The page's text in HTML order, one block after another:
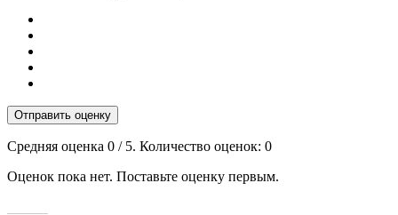
Отправить оценку
Средняя оценка 0 / 5. Количество оценок: 0
Оценок пока нет. Поставьте оценку первым.